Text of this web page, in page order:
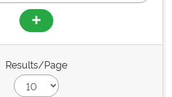
Results/Page